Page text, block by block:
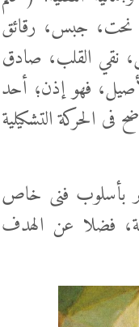
نحت، جبس، رقائق
القلب، صادق
فهو إذن؛ أحد
الحركة التشكيلية
بأسلوب فنى خاص
فضلا عن الهدف